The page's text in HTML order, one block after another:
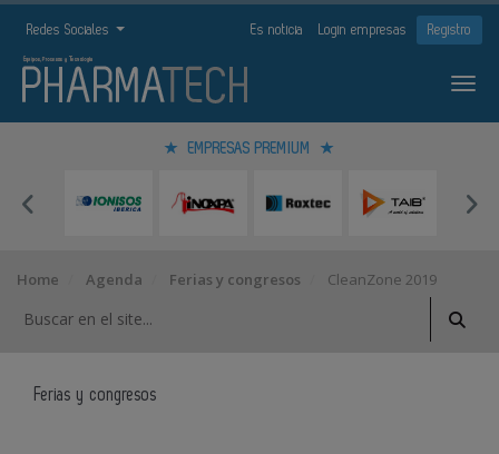
Redes Sociales Es noticia Login empresas Registro
EMPRESAS PREMIUM
Home Agenda Ferias y congresos CleanZone 2019
Ferias y congresos